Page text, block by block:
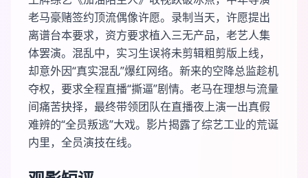
老马豪赌签约顶流偶像许愿。录制当天，许愿提出
离谱台本要求，资方要求植入三无产品，老艺人集
体罢演。混乱中，实习生误将未剪辑粗剪版上线，
却意外因“真实混乱”爆红网络。新来的空降总监趁机
夺权，要求全程直播“撕逼”剧情。老马在理想与流量
间痛苦抉择，最终带领团队在直播夜上演一出真假
难辨的“全员叛逃”大戏。影片揭露了综艺工业的荒诞
内里，全员演技在线。